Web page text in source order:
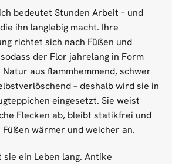
bedeutet Stunden Arbeit – und
ihn langlebig macht. Ihre
richtet sich nach Füßen und
der Flor jahrelang in Form
aus flammhemmend, schwer
– deshalb wird sie in
eingesetzt. Sie weist
Flecken ab, bleibt statikfrei und
wärmer und weicher an.
ein Leben lang. Antike